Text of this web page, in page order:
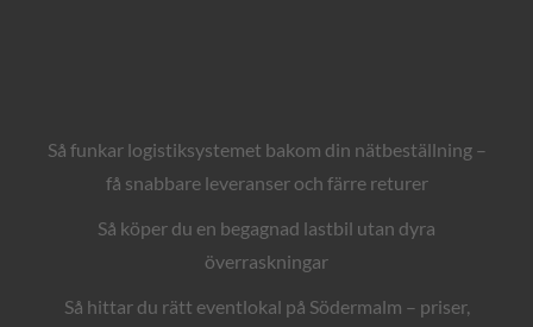
Så funkar logistiksystemet bakom din nätbeställning –
få snabbare leveranser och färre returer
Så köper du en begagnad lastbil utan dyra
överraskningar
Så hittar du rätt eventlokal på Södermalm – priser,